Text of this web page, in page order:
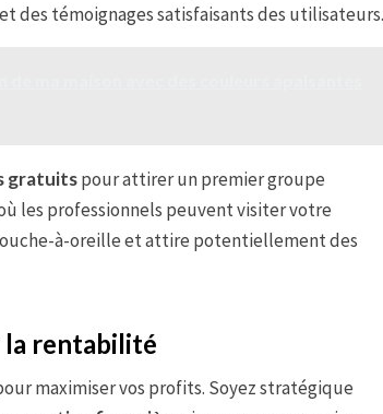
des témoignages satisfaisants des utilisateurs.
gratuitspour attirer un premier groupe
les professionnels peuvent visiter votre
à-oreille et attire potentiellement des
la rentabilité
maximiser vos profits. Soyez stratégique